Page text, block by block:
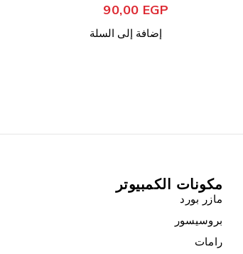
40,00 EGP
إضافة إلى السلة
مكونات الكمبيوتر
مازر بورد
بروسيسور
رامات